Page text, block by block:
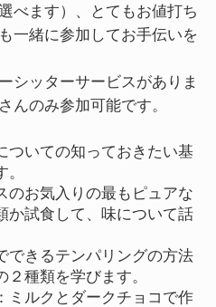
べます）、とてもお値打ち
一緒に参加してお手伝いを
シッターサービスがありま
んのみ参加可能です。
ついての知っておきたい基
のお気入りの最もピュアな
か試食して、味について話
できるテンパリングの方法
２種類を学びます。
ミルクとダークチョコで作